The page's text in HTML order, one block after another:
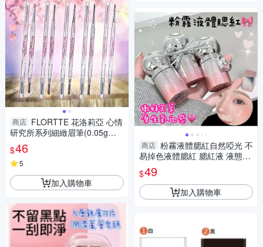
商店 FLORTTE 花洛莉亞 心情
研究所系列細緻眉筆(0.05g／
支) 款式可選【小三美日】DS0
19718
$46
5
加入購物車
商店 粉霧液體腮紅自然啞光 不
易掉色液體腮紅 腮紅液 液態腮
紅 水光腮紅
$49
加入購物車